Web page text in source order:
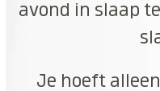
avond in slaap
Je hoeft